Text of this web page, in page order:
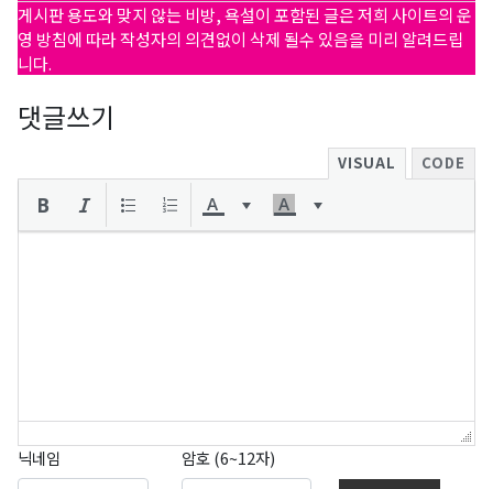
게시판 용도와 맞지 않는 비방, 욕설이 포함된 글은 저희 사이트의 운
영 방침에 따라 작성자의 의견없이 삭제 될수 있음을 미리 알려드립
니다.
댓글쓰기
VISUAL CODE
닉네임 암호 (6~12자)